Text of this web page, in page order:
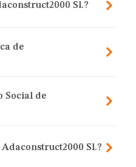
Sl.?
de
Social de
Sl.?